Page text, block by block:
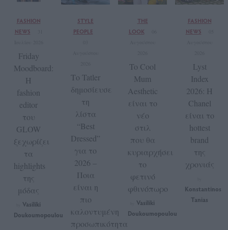
FASHION
NEWS
Friday
Moodboard:
Η
fashion
editor
του
GLOW
ξεχωρίζει
τα
highlights
της
μόδας
Vasiliki
Doukoumopoulou
STYLE
PEOPLE
Το Tatler
δημοσίευσε
τη
λίστα
“Best
Dressed”
για το
2026 –
Ποια
είναι η
πιο
καλοντυμένη
προσωπικότητα
THE
LOOK
To Cool
Mum
Aesthetic
είναι το
νέο
στιλ
που θα
κυριαρχήσει
το
φετινό
φθινόπωρο
Vasiliki
Doukoumopoulou
FASHION
NEWS
Lyst
Index
2026: Η
Chanel
είναι το
hottest
brand
της
χρονιάς
Konstantinos
Tanias